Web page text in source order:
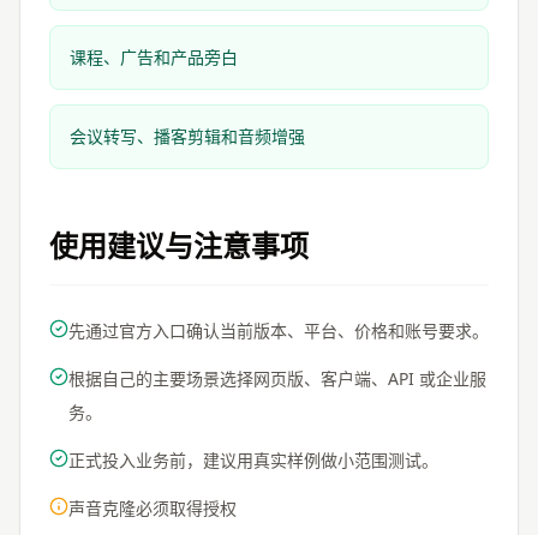
课程、广告和产品旁白
会议转写、播客剪辑和音频增强
使用建议与注意事项
先通过官方入口确认当前版本、平台、价格和账号要求。
根据自己的主要场景选择网页版、客户端、API 或企业服
务。
正式投入业务前，建议用真实样例做小范围测试。
声音克隆必须取得授权